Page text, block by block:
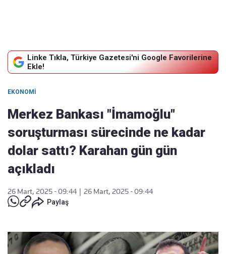
Linke Tıkla, Türkiye Gazetesi'ni Google Favorilerine
Ekle!
EKONOMI
Merkez Bankası "İmamoğlu"
soruşturması sürecinde ne kadar
dolar sattı? Karahan gün gün
açıkladı
26 Mart, 2025 - 09:44
26 Mart, 2025 - 09:44
Paylaş